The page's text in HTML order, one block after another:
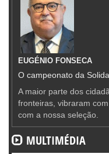
EUGÉNIO FONSECA
O campeonato da
A maior parte dos
fronteiras, vibraram
com a nossa seleção.
MULTIMÉDIA